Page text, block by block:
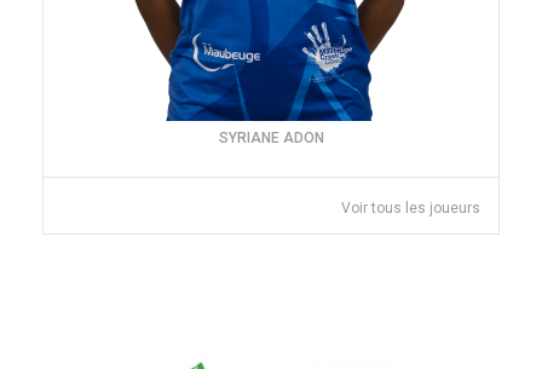
SYRIANE ADON
Voir tous les joueurs